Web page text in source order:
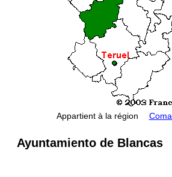
Appartient à la région
Ayuntamiento de Blancas